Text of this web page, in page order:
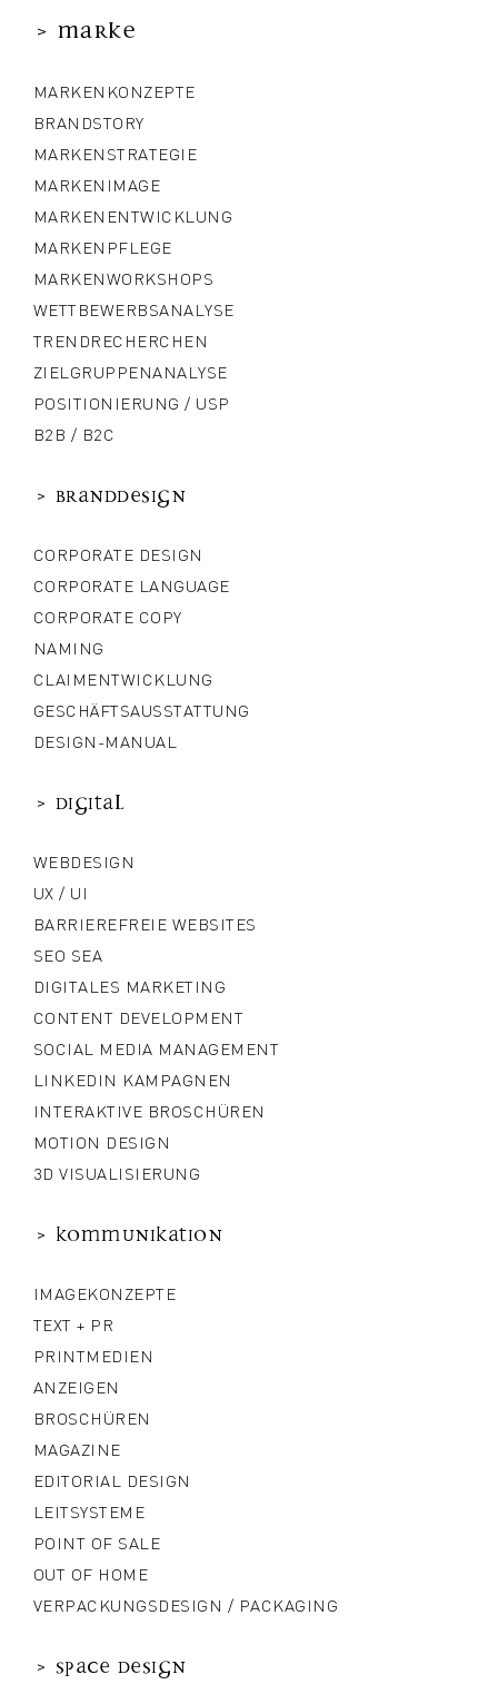
> Marke
MARKENKONZEPTE
BRANDSTORY
MARKENSTRATEGIE
MARKENIMAGE
MARKENENTWICKLUNG
MARKENPFLEGE
MARKENWORKSHOPS
WETTBEWERBSANALYSE
TRENDRECHERCHEN
ZIELGRUPPENANALYSE
POSITIONIERUNG / USP
B2B / B2C
> Branddesign
CORPORATE DESIGN
CORPORATE LANGUAGE
CORPORATE COPY
NAMING
CLAIMENTWICKLUNG
GESCHÄFTSAUSSTATTUNG
DESIGN-MANUAL
> digital
WEBDESIGN
UX / UI
BARRIEREFREIE WEBSITES
SEO SEA
DIGITALES MARKETING
CONTENT DEVELOPMENT
SOCIAL MEDIA MANAGEMENT
LINKEDIN KAMPAGNEN
INTERAKTIVE BROSCHÜREN
MOTION DESIGN
3D VISUALISIERUNG
> Kommunikation
IMAGEKONZEPTE
TEXT + PR
PRINTMEDIEN
ANZEIGEN
BROSCHÜREN
MAGAZINE
EDITORIAL DESIGN
LEITSYSTEME
POINT OF SALE
OUT OF HOME
VERPACKUNGSDESIGN / PACKAGING
> Space Design